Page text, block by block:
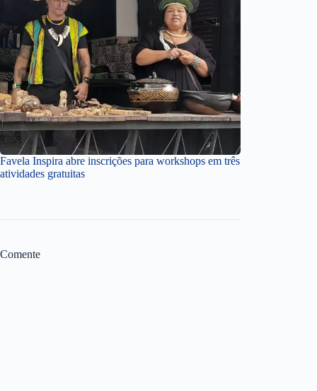
Favela Inspira abre inscrições para workshops em três
atividades gratuitas
Comente